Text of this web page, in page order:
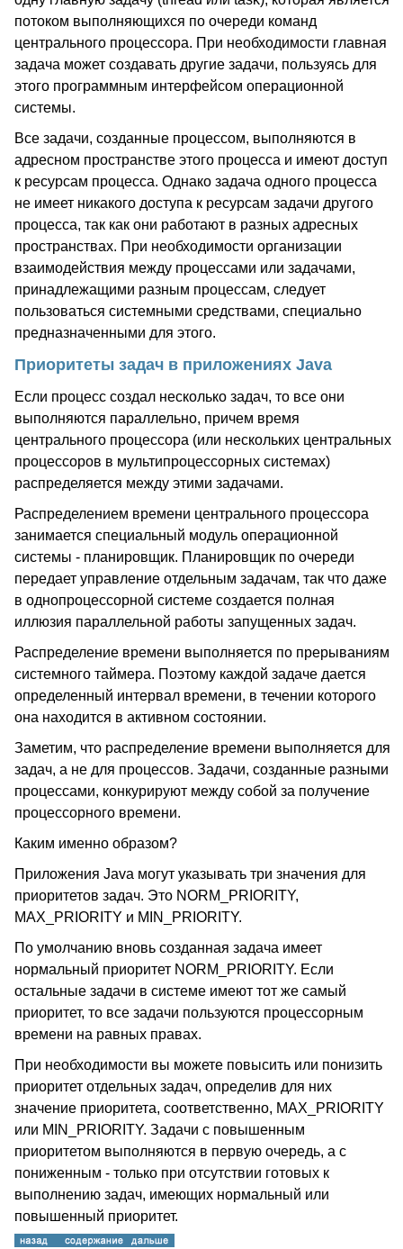
потоком выполняющихся по очереди команд
центрального процессора. При необходимости главная
задача может создавать другие задачи, пользуясь для
этого программным интерфейсом операционной
системы.
Все задачи, созданные процессом, выполняются в
адресном пространстве этого процесса и имеют доступ
к ресурсам процесса. Однако задача одного процесса
не имеет никакого доступа к ресурсам задачи другого
процесса, так как они работают в разных адресных
пространствах. При необходимости организации
взаимодействия между процессами или задачами,
принадлежащими разным процессам, следует
пользоваться системными средствами, специально
предназначенными для этого.
Приоритеты задач в приложениях Java
Если процесс создал несколько задач, то все они
выполняются параллельно, причем время
центрального процессора (или нескольких центральных
процессоров в мультипроцессорных системах)
распределяется между этими задачами.
Распределением времени центрального процессора
занимается специальный модуль операционной
системы - планировщик. Планировщик по очереди
передает управление отдельным задачам, так что даже
в однопроцессорной системе создается полная
иллюзия параллельной работы запущенных задач.
Распределение времени выполняется по прерываниям
системного таймера. Поэтому каждой задаче дается
определенный интервал времени, в течении которого
она находится в активном состоянии.
Заметим, что распределение времени выполняется для
задач, а не для процессов. Задачи, созданные разными
процессами, конкурируют между собой за получение
процессорного времени.
Каким именно образом?
Приложения Java могут указывать три значения для
приоритетов задач. Это NORM_PRIORITY,
MAX_PRIORITY и MIN_PRIORITY.
По умолчанию вновь созданная задача имеет
нормальный приоритет NORM_PRIORITY. Если
остальные задачи в системе имеют тот же самый
приоритет, то все задачи пользуются процессорным
времени на равных правах.
При необходимости вы можете повысить или понизить
приоритет отдельных задач, определив для них
значение приоритета, соответственно, MAX_PRIORITY
или MIN_PRIORITY. Задачи с повышенным
приоритетом выполняются в первую очередь, а с
пониженным - только при отсутствии готовых к
выполнению задач, имеющих нормальный или
повышенный приоритет.